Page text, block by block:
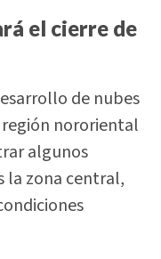
el cierre de
de nubes
nororiental
algunos
la zona central,